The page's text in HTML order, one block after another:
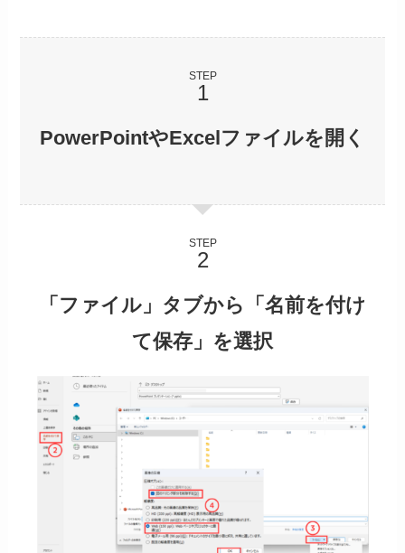
STEP
PowerPointやExcelファイルを開く
STEP
「ファイル」タブから「名前を付け
て保存」を選択